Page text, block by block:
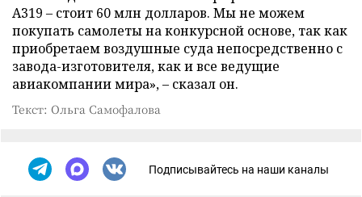
A319 – стоит 60 млн долларов. Мы не можем
покупать самолеты на конкурсной основе, так как
приобретаем воздушные суда непосредственно с
завода-изготовителя, как и все ведущие
авиакомпании мира», – сказал он.
Текст: Ольга Самофалова
Подписывайтесь на наши каналы